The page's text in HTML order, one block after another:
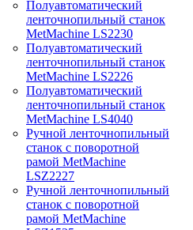
Полуавтоматический
ленточнопильный станок
MetMachine LS2230
Полуавтоматический
ленточнопильный станок
MetMachine LS2226
Полуавтоматический
ленточнопильный станок
MetMachine LS4040
Ручной ленточнопильный
станок с поворотной
рамой MetMachine
LSZ2227
Ручной ленточнопильный
станок с поворотной
рамой MetMachine